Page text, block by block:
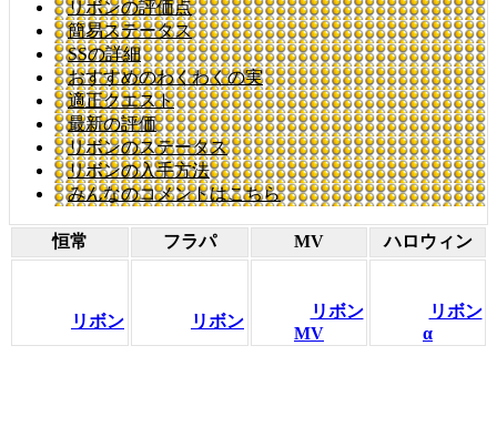
リボンの評価点
簡易ステータス
SSの詳細
おすすめのわくわくの実
適正クエスト
最新の評価
リボンのステータス
リボンの入手方法
みんなのコメントはこちら
恒常 フラパ MV ハロウィン
リボン リボン
リボン
MV
リボン
α